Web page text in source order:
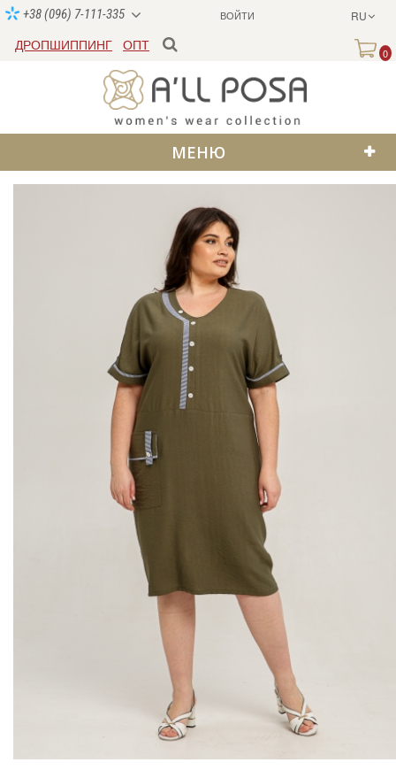
ВОЙТИ RU
+38 (096) 7-111-335
ДРОПШИППИНГ ОПТ
0
МЕНЮ